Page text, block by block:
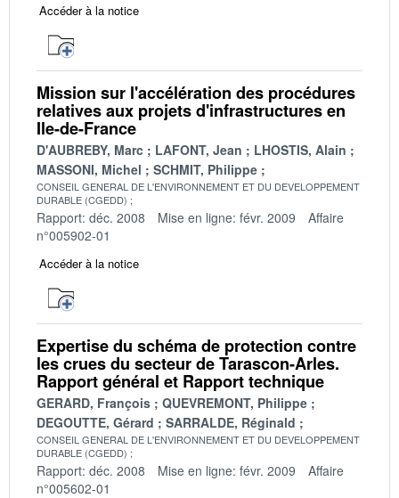
Accéder à la notice
Mission sur l'accélération des procédures
relatives aux projets d'infrastructures en
Ile-de-France
D'AUBREBY, Marc LAFONT, Jean
LHOSTIS, Alain
MASSONI, Michel
SCHMIT, Philippe
CONSEIL GENERAL DE L'ENVIRONNEMENT ET DU DEVELOPPEMENT
DURABLE (CGEDD)
Rapport: déc. 2008 Mise en ligne: févr. 2009
Affaire
n°005902-01
Accéder à la notice
Expertise du schéma de protection contre
les crues du secteur de Tarascon-Arles.
Rapport général et Rapport technique
GERARD, François
QUEVREMONT, Philippe
DEGOUTTE, Gérard
SARRALDE, Réginald
CONSEIL GENERAL DE L'ENVIRONNEMENT ET DU DEVELOPPEMENT
DURABLE (CGEDD)
Rapport: déc. 2008 Mise en ligne: févr. 2009
Affaire
n°005602-01